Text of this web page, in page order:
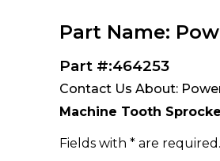
Part Name:
Part #:464253
Contact Us About:
Machine Tooth
Fields with * are